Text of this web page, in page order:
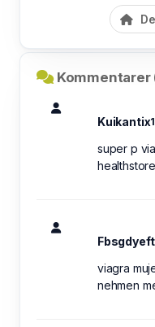
Kommentarer
Kuikantix
super p
Fbsgdyeft
viagra
nehmen